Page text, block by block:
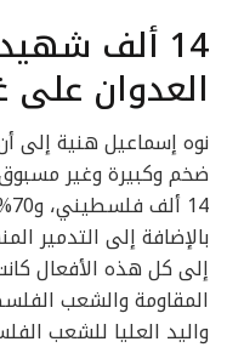
14 ألف
العدوان على
نوه إسماعيل هنية إلى
ضخم وكبيرة وغير
بالإضافة إلى التدمير
إلى كل هذه الأفعال
المقاومة والشعب
واليد العليا للشعب